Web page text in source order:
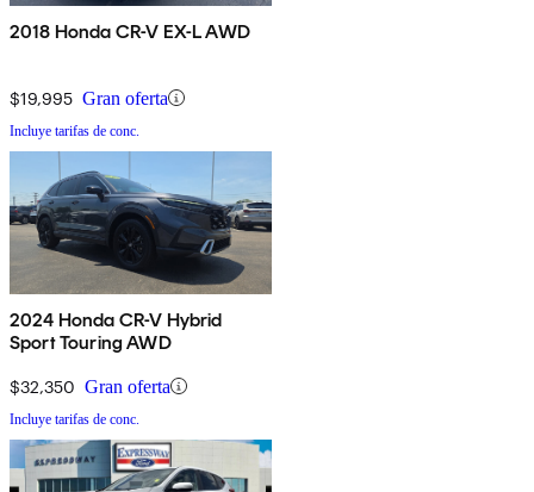
2018 Honda CR-V EX-L AWD
$19,995 Gran oferta
Incluye tarifas de conc.
2024 Honda CR-V Hybrid
Sport Touring AWD
$32,350 Gran oferta
Incluye tarifas de conc.